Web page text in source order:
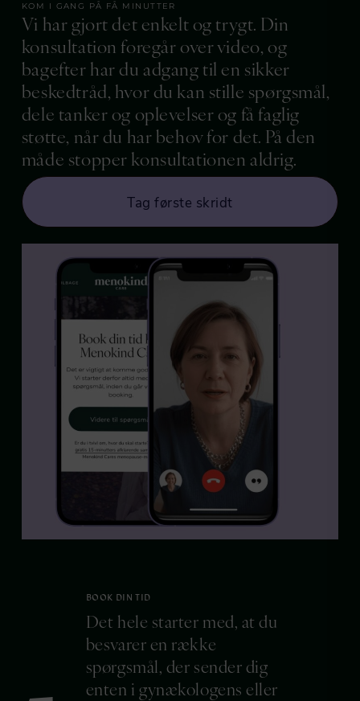
KOM I GANG PÅ FÅ MINUTTER
Vi har gjort det enkelt og trygt. Din
konsultation foregår over video, og
bagefter har du adgang til en sikker
beskedtråd, hvor du kan stille spørgsmål,
dele tanker og oplevelser og få faglig
støtte, når du har behov for det. På den
måde stopper konsultationen aldrig.
Tag første skridt
BOOK DIN TID
Det hele starter med, at du
besvarer en række
spørgsmål, der sender dig
enten i gynækologens eller